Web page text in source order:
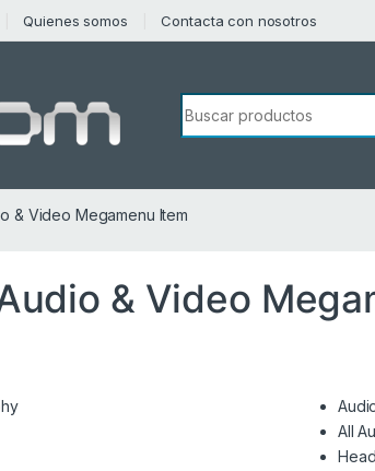
Quienes somos Contacta con nosotros
Búsqueda de:
& Video Megamenu Item
& Video
All